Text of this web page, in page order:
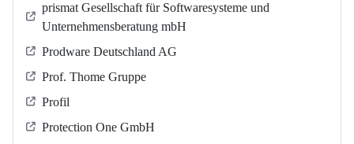
prismat Gesellschaft für Softwaresysteme und
Unternehmensberatung mbH
Prodware Deutschland AG
Prof. Thome Gruppe
Profil
Protection One GmbH